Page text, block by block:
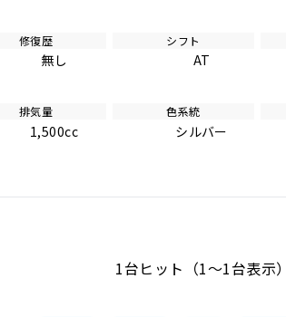
修復歴
無し
シフト
AT
排気量
1,500cc
色系統
シルバー
1台ヒット（1〜1台表示）